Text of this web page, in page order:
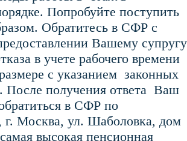
Попробуйте поступить
Обратитесь в СФР с
Вашему супругу
в учете рабочего времени
с указанием законных
После получения ответа Ваш
в СФР по
г. Москва, ул. Шаболовка, дом
высокая пенсионная